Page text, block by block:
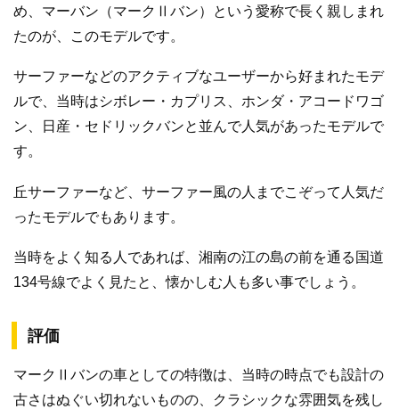
め、マーバン（マークⅡバン）という愛称で長く親しまれ
たのが、このモデルです。
サーファーなどのアクティブなユーザーから好まれたモデ
ルで、当時はシボレー・カプリス、ホンダ・アコードワゴ
ン、日産・セドリックバンと並んで人気があったモデルで
す。
丘サーファーなど、サーファー風の人までこぞって人気だ
ったモデルでもあります。
当時をよく知る人であれば、湘南の江の島の前を通る国道
134号線でよく見たと、懐かしむ人も多い事でしょう。
評価
マークⅡバンの車としての特徴は、当時の時点でも設計の
古さはぬぐい切れないものの、クラシックな雰囲気を残し